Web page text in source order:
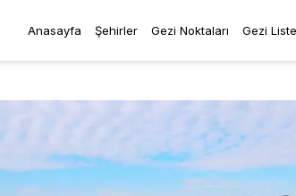
Anasayfa Şehirler Gezi Noktaları Gezi